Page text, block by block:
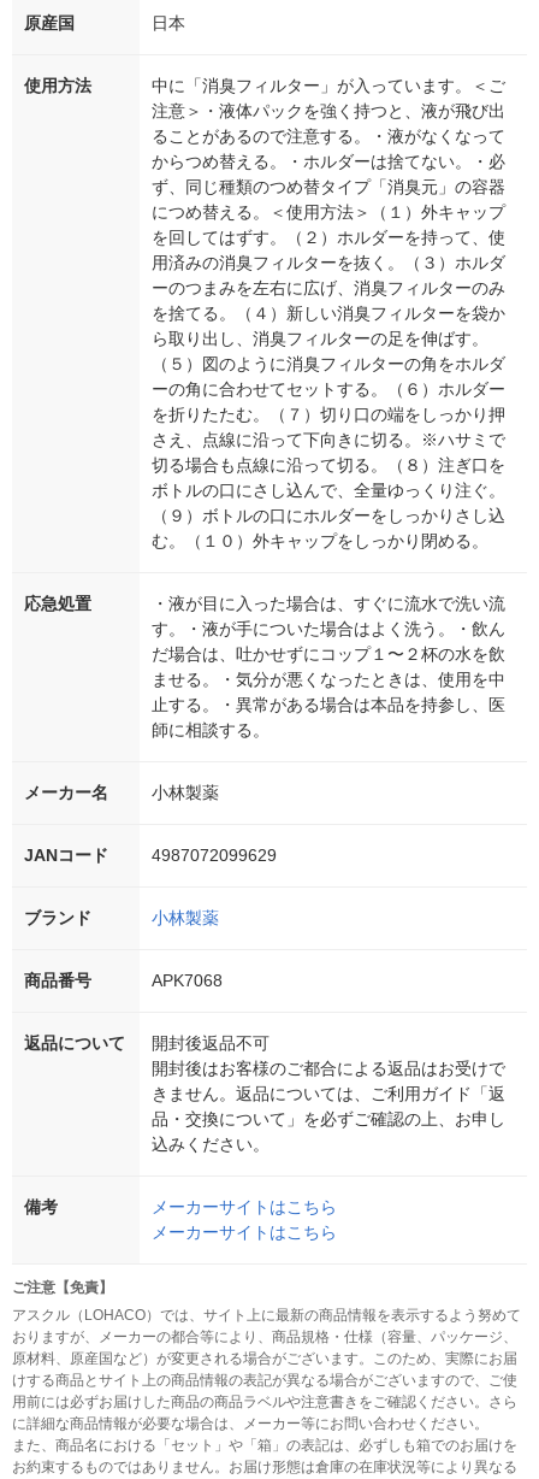
原産国 日本
使用方法
中に「消臭フィルター」が入っています。＜ご
注意＞・液体パックを強く持つと、液が飛び出
ることがあるので注意する。・液がなくなって
からつめ替える。・ホルダーは捨てない。・必
ず、同じ種類のつめ替タイプ「消臭元」の容器
につめ替える。＜使用方法＞（１）外キャップ
を回してはずす。（２）ホルダーを持って、使
用済みの消臭フィルターを抜く。（３）ホルダ
ーのつまみを左右に広げ、消臭フィルターのみ
を捨てる。（４）新しい消臭フィルターを袋か
ら取り出し、消臭フィルターの足を伸ばす。
（５）図のように消臭フィルターの角をホルダ
ーの角に合わせてセットする。（６）ホルダー
を折りたたむ。（７）切り口の端をしっかり押
さえ、点線に沿って下向きに切る。※ハサミで
切る場合も点線に沿って切る。（８）注ぎ口を
ボトルの口にさし込んで、全量ゆっくり注ぐ。
（９）ボトルの口にホルダーをしっかりさし込
む。（１０）外キャップをしっかり閉める。
応急処置
・液が目に入った場合は、すぐに流水で洗い流
す。・液が手についた場合はよく洗う。・飲ん
だ場合は、吐かせずにコップ１〜２杯の水を飲
ませる。・気分が悪くなったときは、使用を中
止する。・異常がある場合は本品を持参し、医
師に相談する。
メーカー名 小林製薬
JANコード 4987072099629
ブランド 小林製薬
商品番号 APK7068
返品について
開封後返品不可
開封後はお客様のご都合による返品はお受けで
きません。返品については、ご利用ガイド「返
品・交換について」を必ずご確認の上、お申し
込みください。
備考
メーカーサイトはこちら
メーカーサイトはこちら
ご注意【免責】
アスクル（LOHACO）では、サイト上に最新の商品情報を表示するよう努めて
おりますが、メーカーの都合等により、商品規格・仕様（容量、パッケージ、
原材料、原産国など）が変更される場合がございます。このため、実際にお届
けする商品とサイト上の商品情報の表記が異なる場合がございますので、ご使
用前には必ずお届けした商品の商品ラベルや注意書きをご確認ください。さら
に詳細な商品情報が必要な場合は、メーカー等にお問い合わせください。
また、商品名における「セット」や「箱」の表記は、必ずしも箱でのお届けを
お約束するものではありません。お届け形態は倉庫の在庫状況等により異なる